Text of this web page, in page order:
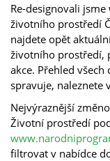
Re-designovali
životního prostředí
najdete opět
životního prostředí,
akce. Přehled
spravuje, naleznete
Nejvýraznější
Životní prostředí
filtrovat v nabídce